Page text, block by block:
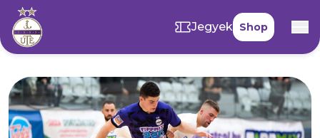
Jegyek Shop